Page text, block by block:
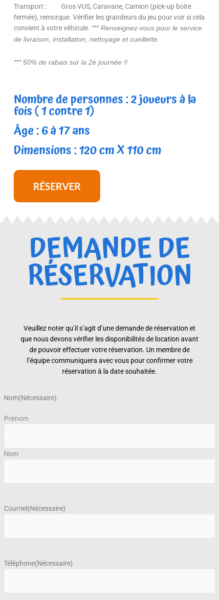
Transport : Gros VUS, Caravane, Camion (pick-up boite
fermée), remorque. Vérifier les grandeurs du jeu pour voir si cela
convient à votre véhicule. *** Renseignez-vous pour le service
de livraison, installation, nettoyage et cueillette.
*** 50% de rabais sur la 2è journée !!
Nombre de personnes : 2 joueurs à la
fois ( 1 contre 1)
Âge : 6 à 17 ans
Dimensions : 120 cm X 110 cm
RÉSERVER
DEMANDE DE
RÉSERVATION
Veuillez noter qu’il s’agit d’une demande de réservation et
que nous devons vérifier les disponibilités de location avant
de pouvoir effectuer votre réservation. Un membre de
l’équipe communiquera avec vous pour confirmer votre
réservation à la date souhaitée.
Nom(Nécessaire)
Prénom
Nom
Courriel (Nécessaire)
Téléphone(Nécessaire)